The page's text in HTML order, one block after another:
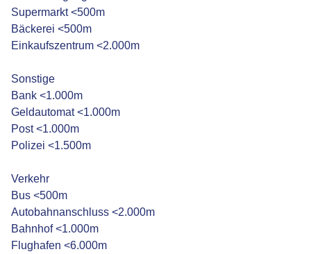
Supermarkt <500m
Bäckerei <500m
Einkaufszentrum <2.000m
Sonstige
Bank <1.000m
Geldautomat <1.000m
Post <1.000m
Polizei <1.500m
Verkehr
Bus <500m
Autobahnanschluss <2.000m
Bahnhof <1.000m
Flughafen <6.000m